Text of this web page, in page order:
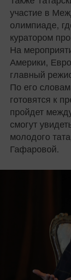
участие в
олимпиаде,
куратором
На
Америки,
главный
По его
готовятся к
пройдет
смогут
молодого
Гафаровой.